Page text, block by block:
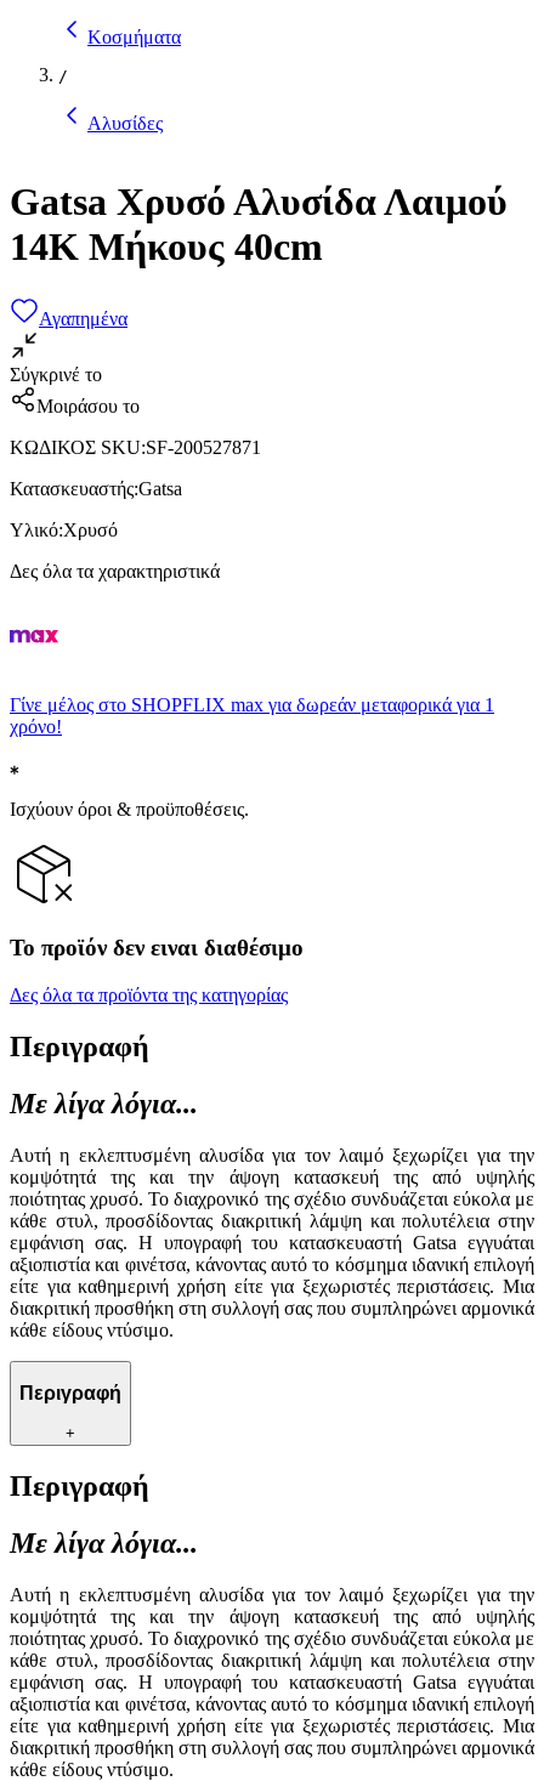
Κοσμήματα
/
Αλυσίδες
Gatsa Χρυσό Αλυσίδα Λαιμού
14Κ Μήκους 40cm
Αγαπημένα
Σύγκρινέ το
Μοιράσου το
ΚΩΔΙΚΟΣ SKU:SF-200527871
Κατασκευαστής:Gatsa
Υλικό:Χρυσό
Δες όλα τα χαρακτηριστικά
Γίνε μέλος στο SHOPFLIX max για δωρεάν μεταφορικά για 1
χρόνο!
Ισχύουν όροι & προϋποθέσεις.
Το προϊόν δεν ειναι διαθέσιμο
Δες όλα τα προϊόντα της κατηγορίας
Περιγραφή
Με λίγα λόγια...
Αυτή η εκλεπτυσμένη αλυσίδα για τον λαιμό ξεχωρίζει για την
κομψότητά της και την άψογη κατασκευή της από υψηλής
ποιότητας χρυσό. Το διαχρονικό της σχέδιο συνδυάζεται εύκολα με
κάθε στυλ, προσδίδοντας διακριτική λάμψη και πολυτέλεια στην
εμφάνιση σας. Η υπογραφή του κατασκευαστή Gatsa εγγυάται
αξιοπιστία και φινέτσα, κάνοντας αυτό το κόσμημα ιδανική επιλογή
είτε για καθημερινή χρήση είτε για ξεχωριστές περιστάσεις. Μια
διακριτική προσθήκη στη συλλογή σας που συμπληρώνει αρμονικά
κάθε είδους ντύσιμο.
Περιγραφή
+
Περιγραφή
Με λίγα λόγια...
Αυτή η εκλεπτυσμένη αλυσίδα για τον λαιμό ξεχωρίζει για την
κομψότητά της και την άψογη κατασκευή της από υψηλής
ποιότητας χρυσό. Το διαχρονικό της σχέδιο συνδυάζεται εύκολα με
κάθε στυλ, προσδίδοντας διακριτική λάμψη και πολυτέλεια στην
εμφάνιση σας. Η υπογραφή του κατασκευαστή Gatsa εγγυάται
αξιοπιστία και φινέτσα, κάνοντας αυτό το κόσμημα ιδανική επιλογή
είτε για καθημερινή χρήση είτε για ξεχωριστές περιστάσεις. Μια
διακριτική προσθήκη στη συλλογή σας που συμπληρώνει αρμονικά
κάθε είδους ντύσιμο.